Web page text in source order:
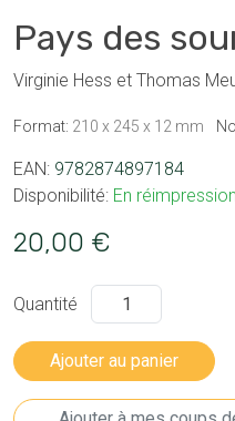
Pays des
Virginie Hess et Thomas
Format: 210 x 245 x 12 mm
EAN: 9782874897184
Disponibilité: En réimpression
20,00 €
Quantité